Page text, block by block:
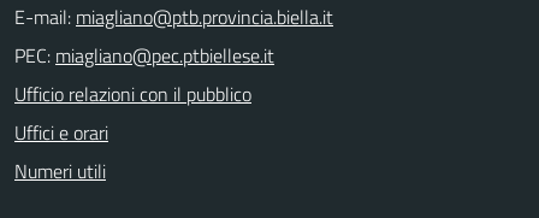
E-mail:
PEC:
Ufficio relazioni con il pubblico
Uffici e orari
Numeri utili